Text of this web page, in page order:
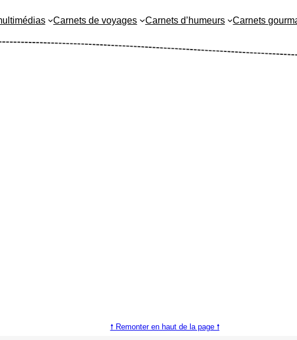
Carnets de voyages Carnets d’humeurs Carnets
🠕 Remonter en haut de la page 🠕